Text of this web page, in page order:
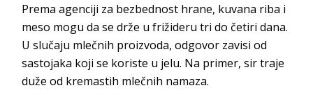
Prema agenciji za bezbednost hrane, kuvana riba i
meso mogu da se drže u frižideru tri do četiri dana.
U slučaju mlečnih proizvoda, odgovor zavisi od
sastojaka koji se koriste u jelu. Na primer, sir traje
duže od kremastih mlečnih namaza.